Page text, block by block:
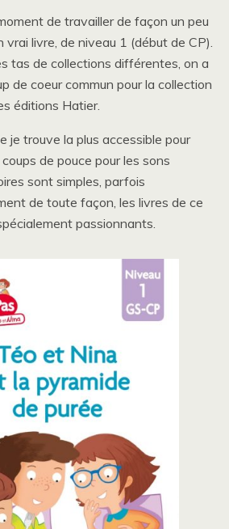
de travailler de façon un peu
vrai livre, de niveau 1 (début de CP).
tas de collections différentes, on a
de coeur commun pour la collection
éditions Hatier.
je trouve la plus accessible pour
de pouce pour les sons
sont simples, parfois
de toute façon, les livres de ce
passionnants.